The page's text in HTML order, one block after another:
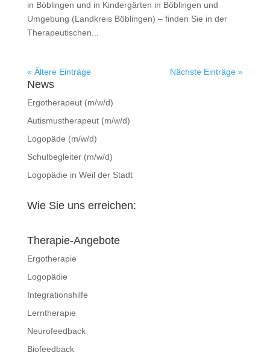
in Böblingen und in Kindergärten in Böblingen und
Umgebung (Landkreis Böblingen) – finden Sie in der
Therapeutischen...
« Ältere Einträge Nächste Einträge »
News
Ergotherapeut (m/w/d)
Autismustherapeut (m/w/d)
Logopäde (m/w/d)
Schulbegleiter (m/w/d)
Logopädie in Weil der Stadt
Wie Sie uns erreichen:
Therapie-Angebote
Ergotherapie
Logopädie
Integrationshilfe
Lerntherapie
Neurofeedback
Biofeedback